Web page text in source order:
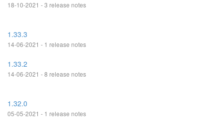
18-10-2021 - 3 release notes
1.33.3
14-06-2021 - 1 release notes
1.33.2
14-06-2021 - 8 release notes
1.32.0
05-05-2021 - 1 release notes